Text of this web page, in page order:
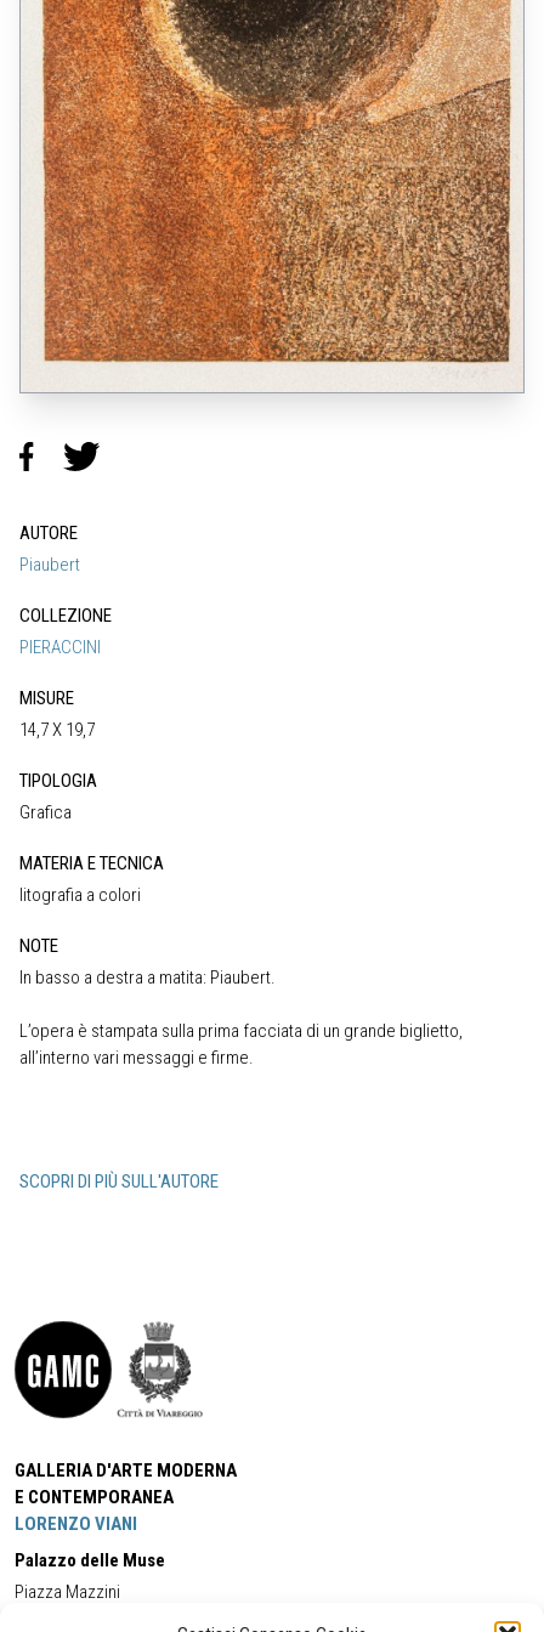
AUTORE
Piaubert
COLLEZIONE
PIERACCINI
MISURE
14,7 X 19,7
TIPOLOGIA
Grafica
MATERIA E TECNICA
litografia a colori
NOTE
In basso a destra a matita: Piaubert.
L’opera è stampata sulla prima facciata di un grande biglietto,
all’interno vari messaggi e firme.
SCOPRI DI PIÙ SULL'AUTORE
GALLERIA D'ARTE MODERNA
E CONTEMPORANEA
LORENZO VIANI
Palazzo delle Muse
Piazza Mazzini